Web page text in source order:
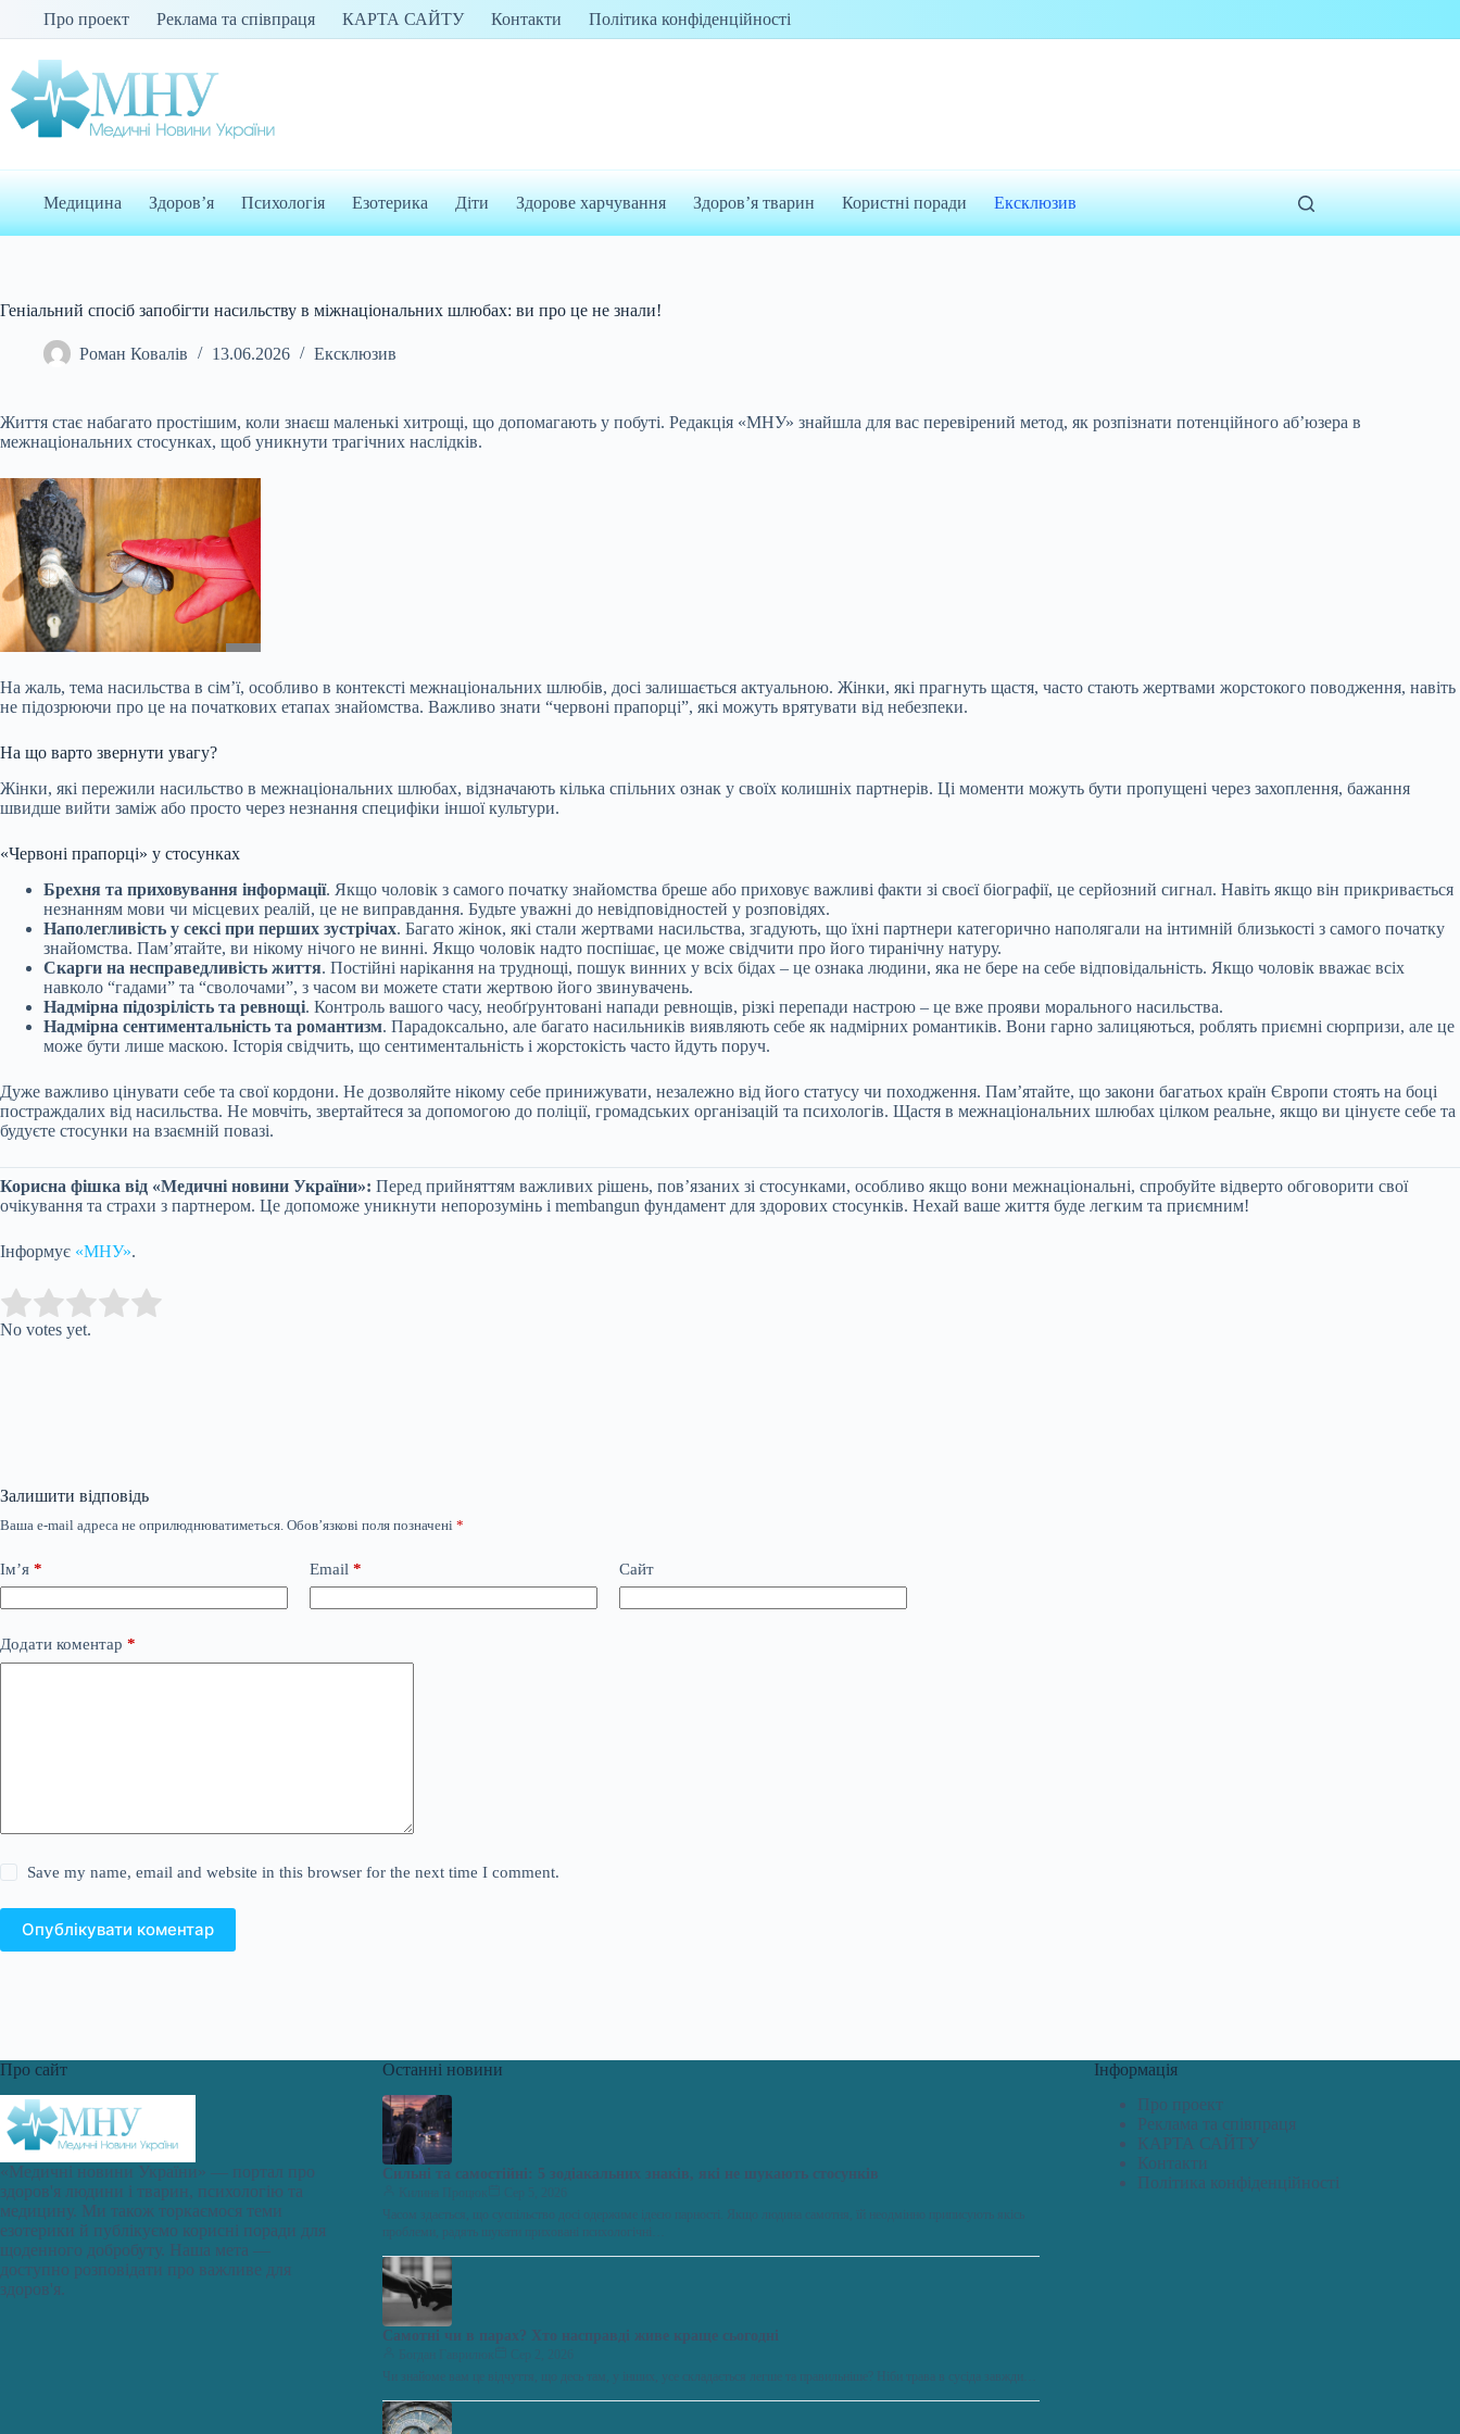
Про проект Реклама та співпраця КАРТА САЙТУ Контакти Політика конфіденційності
Медицина Здоров’я Психологія Езотерика Діти Здорове харчування Здоров’я тварин Користні поради Ексклюзив
Геніальний спосіб запобігти насильству в міжнаціональних шлюбах: ви про це не знали!
Роман Ковалів 13.06.2026 Ексклюзив
Життя стає набагато простішим, коли знаєш маленькі хитрощі, що допомагають у побуті. Редакція «МНУ» знайшла для вас перевірений метод, як розпізнати потенційного аб’юзера в
межнаціональних стосунках, щоб уникнути трагічних наслідків.
На жаль, тема насильства в сім’ї, особливо в контексті межнаціональних шлюбів, досі залишається актуальною. Жінки, які прагнуть щастя, часто стають жертвами жорстокого поводження, навіть
не підозрюючи про це на початкових етапах знайомства. Важливо знати “червоні прапорці”, які можуть врятувати від небезпеки.
На що варто звернути увагу?
Жінки, які пережили насильство в межнаціональних шлюбах, відзначають кілька спільних ознак у своїх колишніх партнерів. Ці моменти можуть бути пропущені через захоплення, бажання
швидше вийти заміж або просто через незнання специфіки іншої культури.
«Червоні прапорці» у стосунках
Брехня та приховування інформації. Якщо чоловік з самого початку знайомства бреше або приховує важливі факти зі своєї біографії, це серйозний сигнал. Навіть якщо він прикривається
незнанням мови чи місцевих реалій, це не виправдання. Будьте уважні до невідповідностей у розповідях.
Наполегливість у сексі при перших зустрічах. Багато жінок, які стали жертвами насильства, згадують, що їхні партнери категорично наполягали на інтимній близькості з самого початку
знайомства. Пам’ятайте, ви нікому нічого не винні. Якщо чоловік надто поспішає, це може свідчити про його тиранічну натуру.
Скарги на несправедливість життя. Постійні нарікання на труднощі, пошук винних у всіх бідах – це ознака людини, яка не бере на себе відповідальність. Якщо чоловік вважає всіх
навколо “гадами” та “сволочами”, з часом ви можете стати жертвою його звинувачень.
Надмірна підозрілість та ревнощі. Контроль вашого часу, необґрунтовані напади ревнощів, різкі перепади настрою – це вже прояви морального насильства.
Надмірна сентиментальність та романтизм. Парадоксально, але багато насильників виявляють себе як надмірних романтиків. Вони гарно залицяються, роблять приємні сюрпризи, але це
може бути лише маскою. Історія свідчить, що сентиментальність і жорстокість часто йдуть поруч.
Дуже важливо цінувати себе та свої кордони. Не дозволяйте нікому себе принижувати, незалежно від його статусу чи походження. Пам’ятайте, що закони багатьох країн Європи стоять на боці
постраждалих від насильства. Не мовчіть, звертайтеся за допомогою до поліції, громадських організацій та психологів. Щастя в межнаціональних шлюбах цілком реальне, якщо ви цінуєте себе та
будуєте стосунки на взаємній повазі.
Корисна фішка від «Медичні новини України»: Перед прийняттям важливих рішень, пов’язаних зі стосунками, особливо якщо вони межнаціональні, спробуйте відверто обговорити свої
очікування та страхи з партнером. Це допоможе уникнути непорозумінь і membangun фундамент для здорових стосунків. Нехай ваше життя буде легким та приємним!
Інформує «МНУ».
Rate this item:
No votes yet.
Залишити відповідь
Ваша e-mail адреса не оприлюднюватиметься. Обов’язкові поля позначені *
Ім’я * Email * Сайт
Додати коментар *
Save my name, email and website in this browser for the next time I comment.
Опублікувати коментар
Про сайт
«Медичні новини України» — портал про
здоров'я людини і тварин, психологію та
медицину. Ми також торкаємося теми
езотерики й публікуємо корисні поради для
щоденного добробуту. Наша мета —
доступно розповідати про важливе для
здоров'я.
Останні новини
Сильні та самостійні: 5 зодіакальних знаків, які не шукають стосунків
Самотні чи в парах? Хто насправді живе краще сьогодні
Інформація
Про проект
Реклама та співпраця
КАРТА САЙТУ
Контакти
Політика конфіденційності